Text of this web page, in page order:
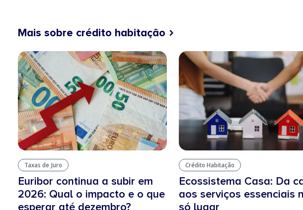
Mais sobre crédito habitação
Taxas de Juro
Euribor continua a subir em
2026: Qual o impacto e o que
esperar até dezembro?
Crédito Habitação
Ecossistema Casa: Da
aos serviços essenciais
só lugar